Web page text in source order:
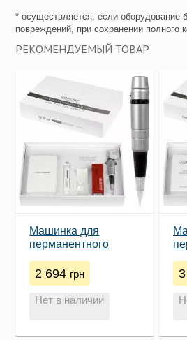
* осуществляется, если оборудование
повреждений, при сохранении полного
РЕКОМЕНДУЕМЫЙ ТОВАР
Машинка для
перманентного
2010
2 694 грн
Нет в наличии